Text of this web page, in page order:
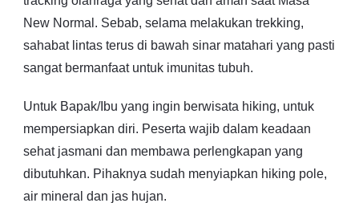
New Normal. Sebab, selama melakukan trekking,
sahabat lintas terus di bawah sinar matahari yang pasti
sangat bermanfaat untuk imunitas tubuh.
Untuk Bapak/Ibu yang ingin berwisata hiking, untuk
mempersiapkan diri. Peserta wajib dalam keadaan
sehat jasmani dan membawa perlengkapan yang
dibutuhkan. Pihaknya sudah menyiapkan hiking pole,
air mineral dan jas hujan.